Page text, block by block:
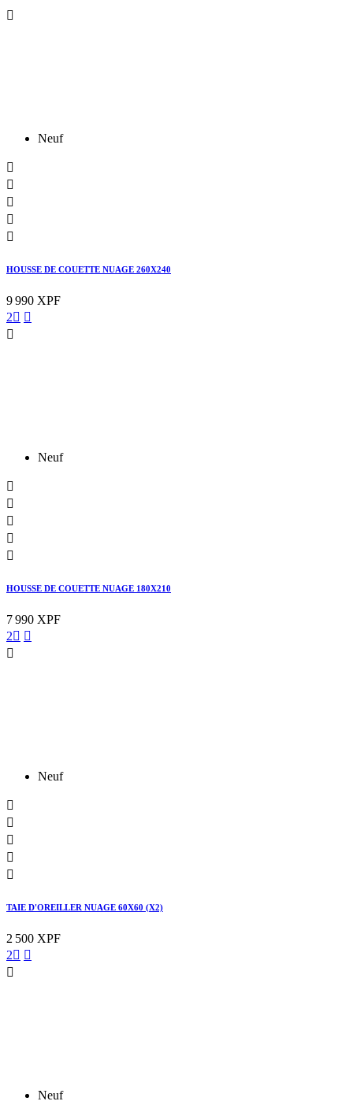

Neuf





HOUSSE DE COUETTE NUAGE 260X240
9 990 XPF
2 

Neuf





HOUSSE DE COUETTE NUAGE 180X210
7 990 XPF
2 

Neuf





TAIE D'OREILLER NUAGE 60X60 (X2)
2 500 XPF
2 

Neuf